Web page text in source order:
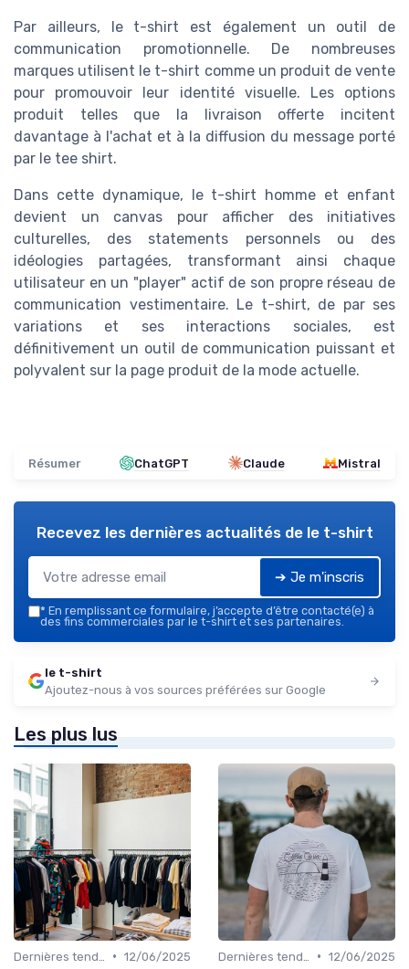
Par ailleurs, le t-shirt est également un outil de
communication promotionnelle. De nombreuses
marques utilisent le t-shirt comme un produit de vente
pour promouvoir leur identité visuelle. Les options
produit telles que la livraison offerte incitent
davantage à l'achat et à la diffusion du message porté
par le tee shirt.
Dans cette dynamique, le t-shirt homme et enfant
devient un canvas pour afficher des initiatives
culturelles, des statements personnels ou des
idéologies partagées, transformant ainsi chaque
utilisateur en un "player" actif de son propre réseau de
communication vestimentaire. Le t-shirt, de par ses
variations et ses interactions sociales, est
définitivement un outil de communication puissant et
polyvalent sur la page produit de la mode actuelle.
Résumer ChatGPT Claude Mistral
Recevez les dernières actualités de le t-shirt
➔ Je m'inscris
* En remplissant ce formulaire, j’accepte d’être contacté(e) à
des fins commerciales par le t-shirt et ses partenaires.
le t-shirt
Ajoutez-nous à vos sources préférées sur Google
Les plus lus
• 12/06/2025 • 12/06/2025